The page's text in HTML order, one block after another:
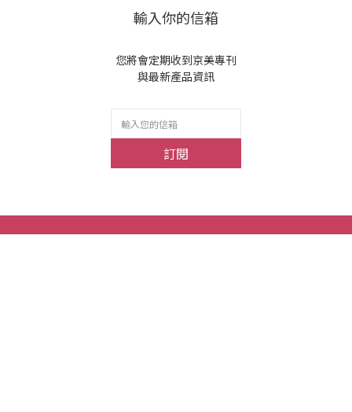
輸入你的信箱
您將會定期收到京美專刊
與最新產品資訊
訂閱